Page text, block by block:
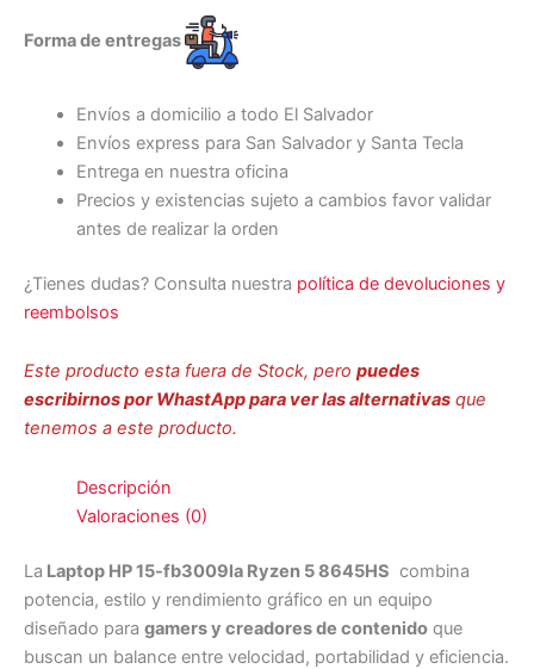
Forma de entregas
Envíos a domicilio a todo El Salvador
Envíos express para San Salvador y Santa Tecla
Entrega en nuestra oficina
Precios y existencias sujeto a cambios favor validar
antes de realizar la orden
¿Tienes dudas? Consulta nuestra política de devoluciones y
reembolsos
Este producto esta fuera de Stock, pero puedes
escribirnos por WhastApp para ver las alternativas que
tenemos a este producto.
Descripción
Valoraciones (0)
La Laptop HP 15-fb3009la Ryzen 5 8645HS combina
potencia, estilo y rendimiento gráfico en un equipo
diseñado para gamers y creadores de contenido que
buscan un balance entre velocidad, portabilidad y eficiencia.